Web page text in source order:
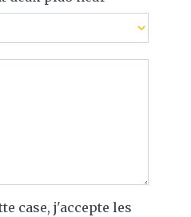
case, j'accepte les